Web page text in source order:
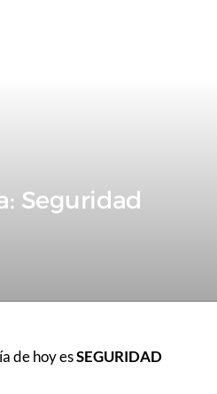
Seguridad
de hoy esSEGURIDAD